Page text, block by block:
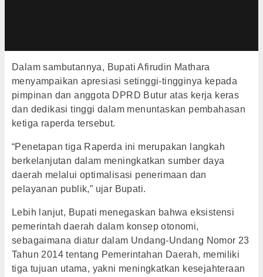
Dalam sambutannya, Bupati Afirudin Mathara
menyampaikan apresiasi setinggi-tingginya kepada
pimpinan dan anggota DPRD Butur atas kerja keras
dan dedikasi tinggi dalam menuntaskan pembahasan
ketiga raperda tersebut.
“Penetapan tiga Raperda ini merupakan langkah
berkelanjutan dalam meningkatkan sumber daya
daerah melalui optimalisasi penerimaan dan
pelayanan publik,” ujar Bupati.
Lebih lanjut, Bupati menegaskan bahwa eksistensi
pemerintah daerah dalam konsep otonomi,
sebagaimana diatur dalam Undang-Undang Nomor 23
Tahun 2014 tentang Pemerintahan Daerah, memiliki
tiga tujuan utama, yakni meningkatkan kesejahteraan